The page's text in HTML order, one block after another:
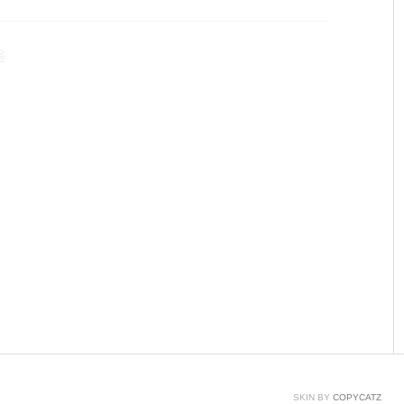
은 있지만, 편리해요! 여러분도 이용해보세요
SKIN BY COPYCATZ